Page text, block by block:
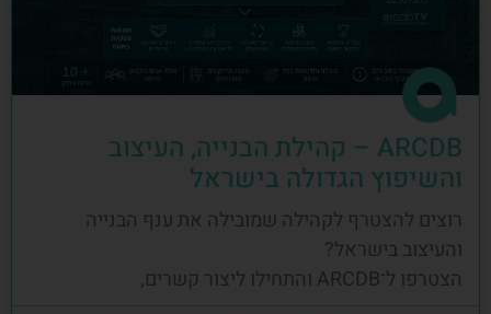
ARCDB – קהילת הבנייה, העיצוב
והשיפוץ הגדולה בישראל
רוצים להצטרף לקהילה שמובילה את ענף הבנייה
והעיצוב בישראל?
הצטרפו ל־ARCDB והתחילו ליצור קשרים,